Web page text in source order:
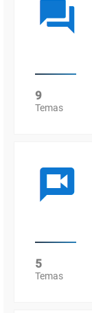
9
Temas
5
Temas